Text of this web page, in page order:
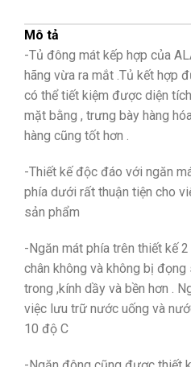
Mô tả
-Tủ đông mát kếp hợp của
hãng vừa ra mắt .Tủ kết hợp
có thể tiết kiệm được diện
mặt bằng , trưng bày hàng
hàng cũng tốt hơn .
-Thiết kế độc đáo với ngăn
phía dưới rất thuận tiện cho
sản phẩm
-Ngăn mát phía trên thiết kế
chân không và không bị
trong ,kính dầy và bền hơn .
việc lưu trữ nước uống và
10 độ C